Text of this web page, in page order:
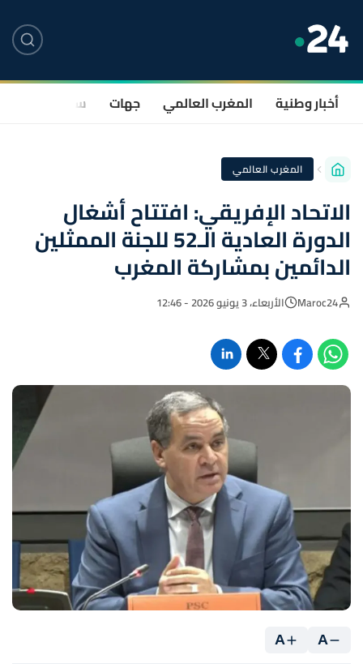
أخبار وطنية المغرب العالمي جهات سياسة
المغرب العالمي
الاتحاد الإفريقي: افتتاح أشغال
الدورة العادية الـ52 للجنة الممثلين
الدائمين بمشاركة المغرب
Maroc24 الأربعاء، 3 يونيو 2026 - 12:46
A
A